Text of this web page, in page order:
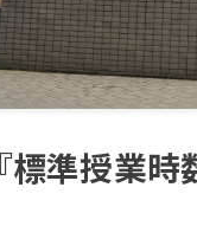
標準授業時